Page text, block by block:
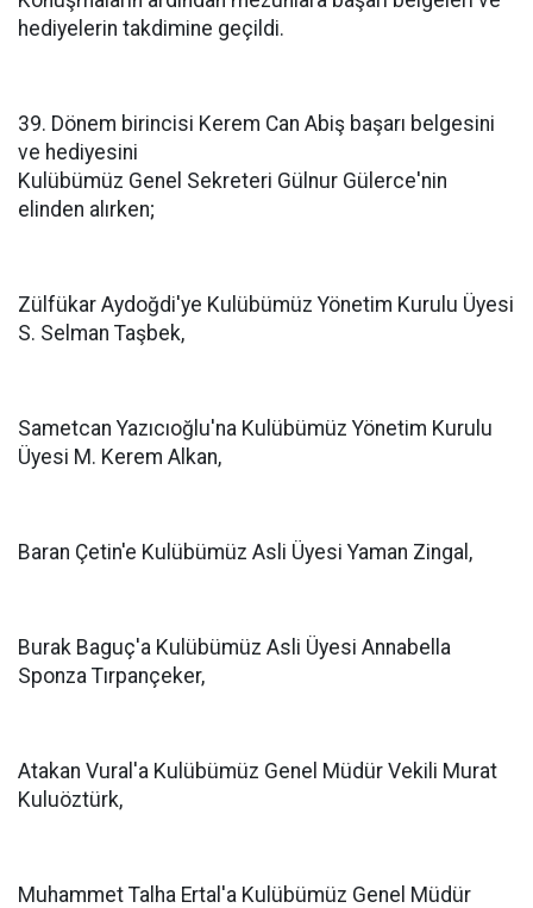
hediyelerin takdimine geçildi.
39. Dönem birincisi Kerem Can Abiş başarı belgesini
ve hediyesini
Kulübümüz Genel Sekreteri Gülnur Gülerce'nin
elinden alırken;
Zülfükar Aydoğdi'ye Kulübümüz Yönetim Kurulu Üyesi
S. Selman Taşbek,
Sametcan Yazıcıoğlu'na Kulübümüz Yönetim Kurulu
Üyesi M. Kerem Alkan,
Baran Çetin'e Kulübümüz Asli Üyesi Yaman Zingal,
Burak Baguç'a Kulübümüz Asli Üyesi Annabella
Sponza Tırpançeker,
Atakan Vural'a Kulübümüz Genel Müdür Vekili Murat
Kuluöztürk,
Muhammet Talha Ertal'a Kulübümüz Genel Müdür